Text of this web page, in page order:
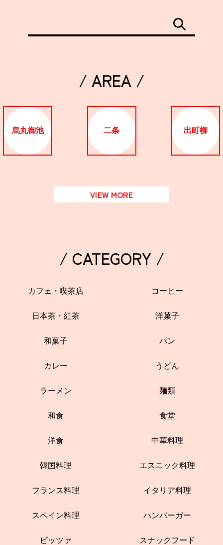
/ AREA /
烏丸御池 二条 出町柳
VIEW MORE
/ CATEGORY /
カフェ・喫茶店 コーヒー
日本茶・紅茶 洋菓子
和菓子 パン
カレー うどん
ラーメン 麺類
和食 食堂
洋食 中華料理
韓国料理 エスニック料理
フランス料理 イタリア料理
スペイン料理 ハンバーガー
ピッツァ スナックフード